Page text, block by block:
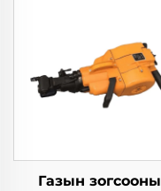
Газын зогсооны